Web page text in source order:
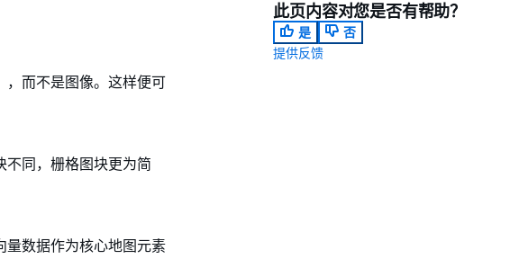
，而不是图像。这样便可
不同，栅格图块更为简
量数据作为核心地图元素
此页内容对您是否有帮助？
是
否
提供反馈